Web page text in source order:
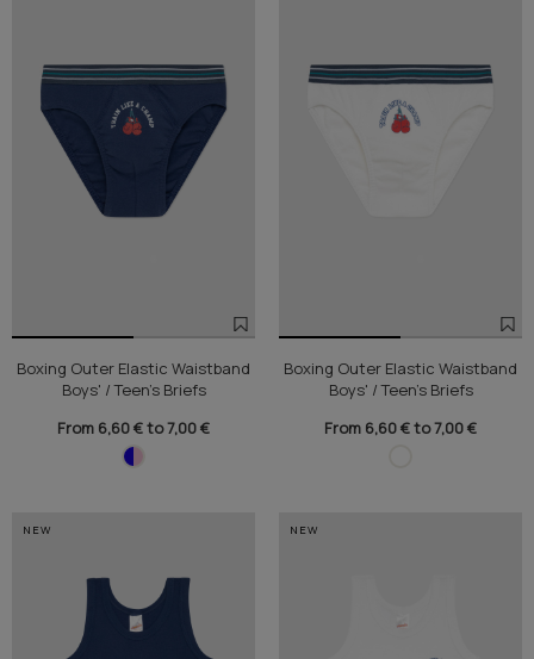
Boxing Outer Elastic Waistband
Boys' / Teen's Briefs
From 6,60 € to 7,00 €
Boxing Outer Elastic Waistband
Boys' / Teen's Briefs
From 6,60 € to 7,00 €
NEW NEW